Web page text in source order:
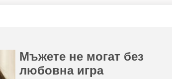
Мъжете не могат без
любовна игра